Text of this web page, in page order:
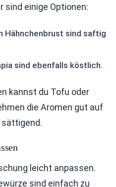
sind einige Optionen:
Hähnchenbrust sind saftig
sind ebenfalls köstlich.
kannst du Tofu oder
die Aromen gut auf
sättigend.
leicht anpassen.
sind einfach zu